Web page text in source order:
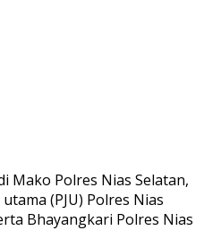
Mako Polres Nias Selatan,
(PJU) Polres Nias
Bhayangkari Polres Nias